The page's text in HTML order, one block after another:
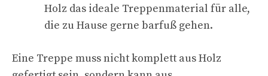
Holz das ideale Treppenmaterial für alle,
die zu Hause gerne barfuß gehen.
Eine Treppe muss nicht komplett aus Holz